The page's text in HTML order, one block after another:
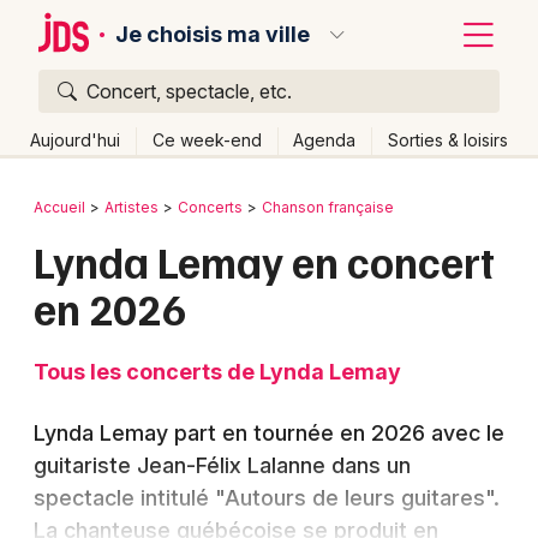
Je choisis ma ville
Concert, spectacle, etc.
Aujourd'hui Ce week-end Agenda Sorties & loisirs
Publier un événement
Manifestations
Foires & salons
Bordeaux
Colmar
Marseille
Mulhouse
Retour
Accueil Artistes Concerts Chanson française
Lynda Lemay en concert
en 2026
Tous les concerts de Lynda Lemay
Lynda Lemay part en tournée en 2026 avec le
guitariste Jean-Félix Lalanne dans un
spectacle intitulé "Autours de leurs guitares".
La chanteuse québécoise se produit en
Quoi ?
Où ?
Quand ?
Aujourd'hui
Demain